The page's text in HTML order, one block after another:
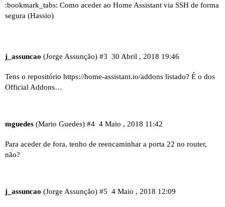
:bookmark_tabs: Como aceder ao Home Assistant via SSH de forma
segura (Hassio)
j_assuncao (Jorge Assunção) 30 Abril , 2018 19:46
#3
Tens o repositório https://home-assistant.io/addons listado? É o dos
Official Addons…
mguedes (Mario Guedes) 4 Maio , 2018 11:42
#4
Para aceder de fora, tenho de reencaminhar a porta 22 no router,
não?
j_assuncao (Jorge Assunção) 4 Maio , 2018 12:09
#5